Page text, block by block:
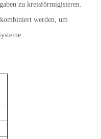
zu kreisförmigisieren.
werden, um